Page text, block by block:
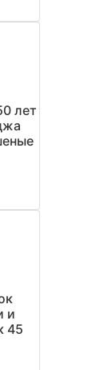
лет
и
45